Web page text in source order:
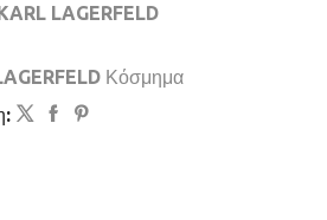
LAGERFELD
Κόσμημα